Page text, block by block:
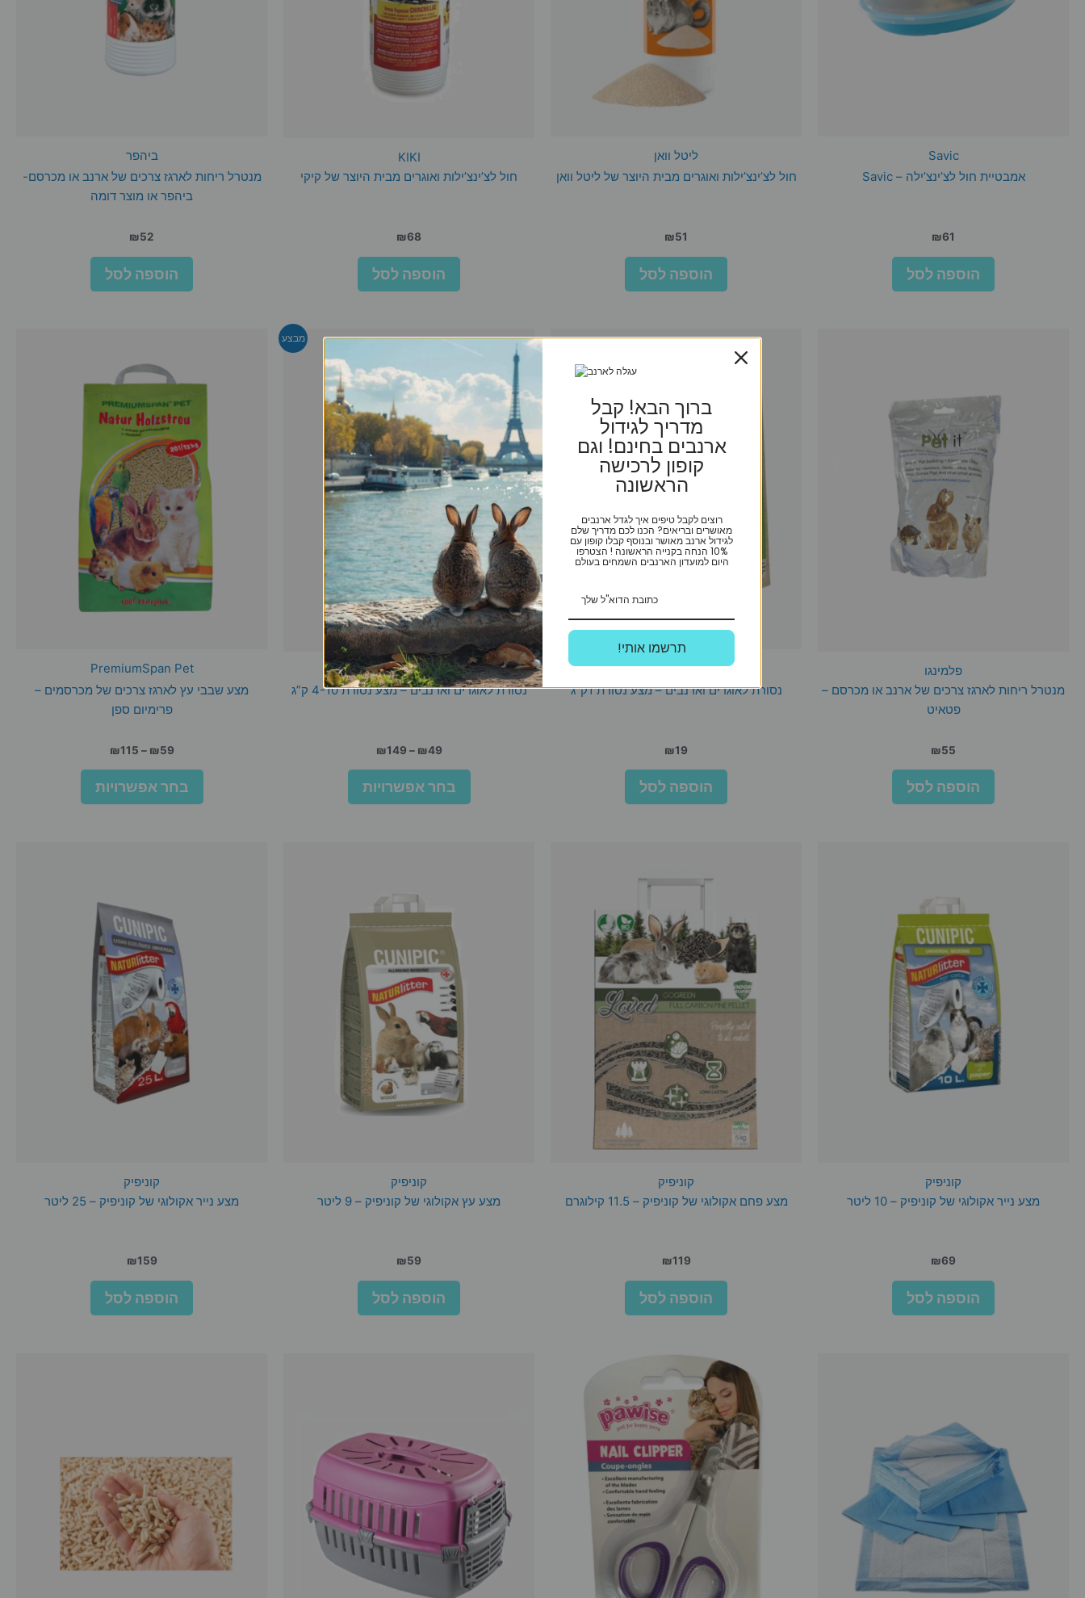
Savic
אמבטיית חול לצ’ינצ’ילה – Savic
₪61
הוספה לסל
ליטל וואן
חול לצ’ינצ’ילות ואוגרים מבית היוצר של ליטל וואן
₪51
הוספה לסל
KIKI
חול לצ’ינצ’ילות ואוגרים מבית היוצר של קיקי
₪68
הוספה לסל
ביהפר
מנטרל ריחות לארגז צרכים של ארנב או מכרסם-
ביהפר או מוצר דומה
₪52
הוספה לסל
פלמינגו
מנטרל ריחות לארגז צרכים של ארנב או מכרסם –
פטאיט
₪55
הוספה לסל
Premium Span
נסורת לאוגרים וארנבים – מצע נסורת 1ק”ג
₪19
הוספה לסל
מבצע
Premium Span
נסורת לאוגרים וארנבים – מצע נסורת 4-10 ק”ג
₪49
–
₪149
עד
⁦₪149⁩
בחר אפשרויות
למוצר
בעמוד
המוצר
PremiumSpan Pet
מצע שבבי עץ לארגז צרכים של מכרסמים –
פרימיום ספן
₪59
–
₪115
עד
⁦₪115⁩
בחר אפשרויות
למוצר
קוניפיק
מצע נייר אקולוגי של קוניפיק – 10 ליטר
₪69
הוספה לסל
קוניפיק
מצע פחם אקולוגי של קוניפיק – 11.5 קילוגרם
₪119
הוספה לסל
קוניפיק
מצע עץ אקולוגי של קוניפיק – 9 ליטר
₪59
הוספה לסל
קוניפיק
מצע נייר אקולוגי של קוניפיק – 25 ליטר
₪159
הוספה לסל
ברוך הבא! קבל
מדריך לגידול
ארנבים בחינם! וגם
קופון לרכישה
הראשונה
רוצים לקבל טיפים איך לגדל ארנבים
מאושרים ובריאים? הכנו לכם מדריך שלם
לגידול ארנב מאושר ובנוסף קבלו קופון עם
10% הנחה בקנייה הראשונה ! הצטרפו
היום למועדון הארנבים השמחים בעולם
!תרשמו אותי